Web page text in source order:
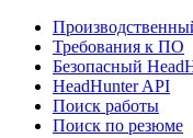
Требования к ПО
Безопасный
HeadHunter API
Поиск работы
Поиск по резюме